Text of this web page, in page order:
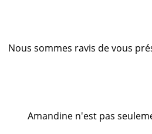
Nous sommes ravis de vous
Amandine n'est pas